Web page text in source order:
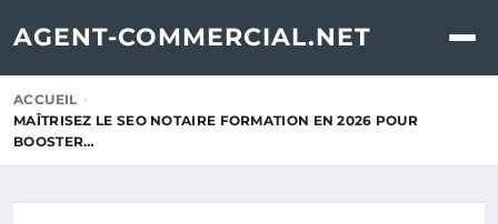
AGENT-COMMERCIAL.NET
ACCUEIL
MAÎTRISEZ LE SEO NOTAIRE FORMATION EN 2026 POUR
BOOSTER…